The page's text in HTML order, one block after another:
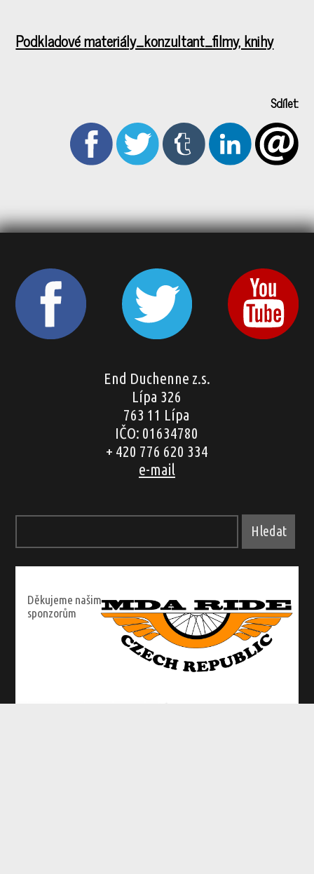
Podkladové materiály_konzultant_filmy, knihy
Sdílet:
Děkujeme našim
sponzorům
End Duchenne z.s.
Lípa 326
763 11 Lípa
IČO: 01634780
+ 420 776 620 334
e-mail